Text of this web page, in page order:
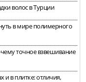
волос в Турции
в мире полимерного
точное взвешивание
и в плитке: отличия,